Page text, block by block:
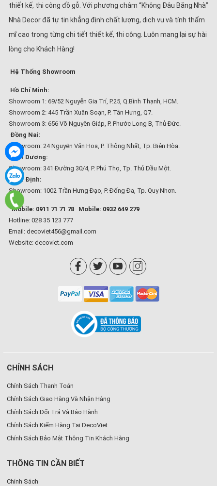
thiết kế, thi công đồ gỗ. Với phương châm “Không Đâu Bằng Nhà”
Nhà Decor đã tự tin khẳng định chất lượng, dịch vụ và tính thẩm
mĩ cao trong từng chi tiết thiết kế, thi công. Luôn mang lại sự hài
lòng cho Khách Hàng!
Hệ Thống Showroom
Hồ Chí Minh:
Showroom 1: 69/52 Nguyễn Gia Trí, P.25, Q.Bình Thạnh, HCM.
Showroom 2: 445 Trần Xuân Soạn, P. Tân Hưng, Q7.
Showroom 3: 656 Võ Nguyên Giáp, P. Phước Long B, Thủ Đức.
Đồng Nai:
Showroom: 24 Nguyễn Văn Hoa, P. Thống Nhất, Tp. Biên Hòa.
Bình Dương:
Showroom: 341 Đường 30/4, P. Phú Thọ, Tp. Thủ Dầu Một.
Bình Định:
Showroom: 1002 Trần Hưng Đạo, P. Đống Đa, Tp. Quy Nhơn.
Mobile: 0911 71 71 78
Mobile: 0932 649 279
Hotline: 028 35 123 777
Email: decoviet456@gmail.com
Website: decoviet.com
CHÍNH SÁCH
Chính Sách Thanh Toán
Chính Sách Giao Hàng Và Nhận Hàng
Chính Sách Đổi Trả Và Bảo Hành
Chính Sách Kiểm Hàng Tại DecoViet
Chính Sách Bảo Mật Thông Tin Khách Hàng
THÔNG TIN CẦN BIẾT
Chính Sách